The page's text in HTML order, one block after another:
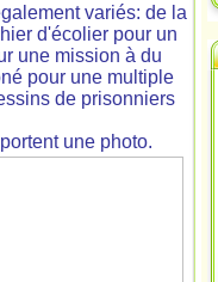
variés: de la
d'écolier pour un
une mission à du
pour une multiple
de prisonniers
une photo.